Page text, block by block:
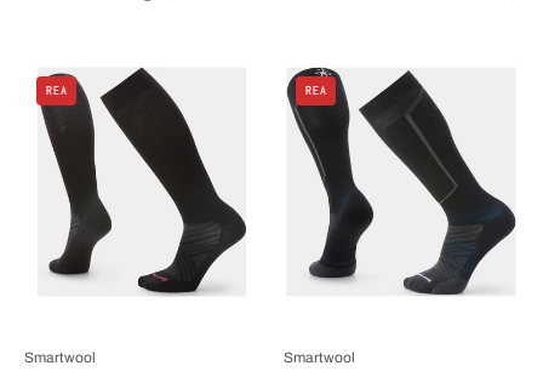
M
Cushion
REA
Smartwool
M
Ski
Targeted
Cushion
REA
Smartwool